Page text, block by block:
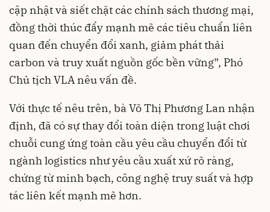
cập nhật và siết chặt các chính sách thương mại,
đồng thời thúc đẩy mạnh mẽ các tiêu chuẩn liên
quan đến chuyển đổi xanh, giảm phát thải
carbon và truy xuất nguồn gốc bền vững”, Phó
Chủ tịch VLA nêu vấn đề.
Với thực tế nêu trên, bà Võ Thị Phương Lan nhận
định, đã có sự thay đổi toàn diện trong luật chơi
chuỗi cung ứng toàn cầu yêu cầu chuyển đổi từ
ngành logistics như yêu cầu xuất xứ rõ ràng,
chứng từ minh bạch, công nghệ truy suất và hợp
tác liên kết mạnh mẽ hơn.